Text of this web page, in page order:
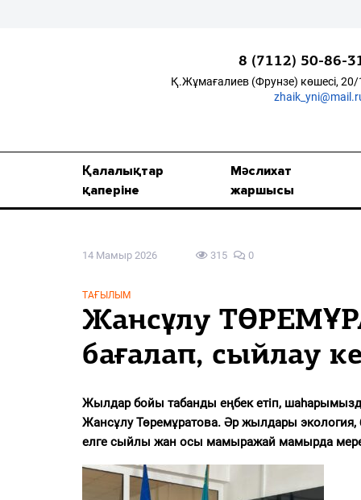
Мәслихат жаршысы
Дені сау ұлт
«Жайық үні» — 33 жыл
8 (7112) 50-86-
Қ.Жұмағалиев (Фрунзе) көшесі, 20/
Қалалықтар
қаперіне
Мәслихат
жаршысы
14 Мамыр 2026 315 0
ТАҒЫЛЫМ
Жансұлу
бағалап, сыйлау
Жылдар бойы табанды еңбек етіп,
Жансұлу Төремұратова. Әр жылдары экология,
елге сыйлы жан осы мамыражай мамырда